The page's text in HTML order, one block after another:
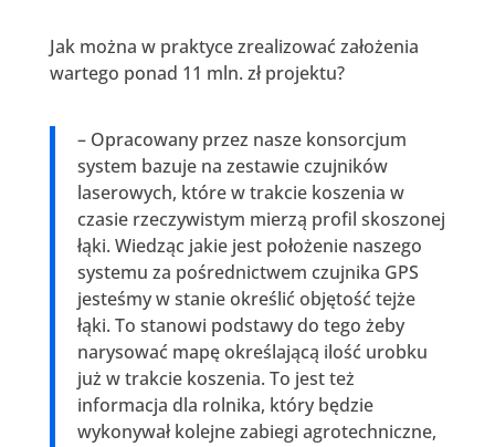
Jak można w praktyce zrealizować założenia
wartego ponad 11 mln. zł projektu?
– Opracowany przez nasze konsorcjum
system bazuje na zestawie czujników
laserowych, które w trakcie koszenia w
czasie rzeczywistym mierzą profil skoszonej
łąki. Wiedząc jakie jest położenie naszego
systemu za pośrednictwem czujnika GPS
jesteśmy w stanie określić objętość tejże
łąki. To stanowi podstawy do tego żeby
narysować mapę określającą ilość urobku
już w trakcie koszenia. To jest też
informacja dla rolnika, który będzie
wykonywał kolejne zabiegi agrotechniczne,